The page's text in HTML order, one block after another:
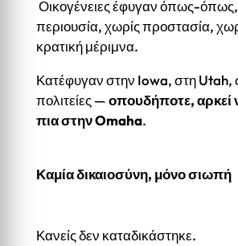
Οικογένειες έφυγαν όπως-
περιουσία, χωρίς προστασία,
κρατική μέριμνα.
Κατέφυγαν στην Iowa, στη Utah,
πολιτείες —οπουδήποτε, αρκεί
πια στην Omaha.
Καμία δικαιοσύνη, μόνο σιωπή
Κανείς δεν καταδικάστηκε.